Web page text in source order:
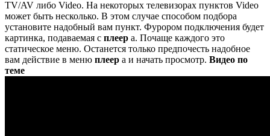
TV/AV либо Video. На некоторых телевизорах пунктов Video
может быть несколько. В этом случае способом подбора
установите надобный вам пункт. Фурором подключения будет
картинка, подаваемая с плеер а. Почаще каждого это
статическое меню. Останется только предпочесть надобное
вам действие в меню плеер а и начать просмотр. Видео по
теме